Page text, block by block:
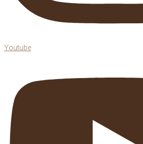
Youtube